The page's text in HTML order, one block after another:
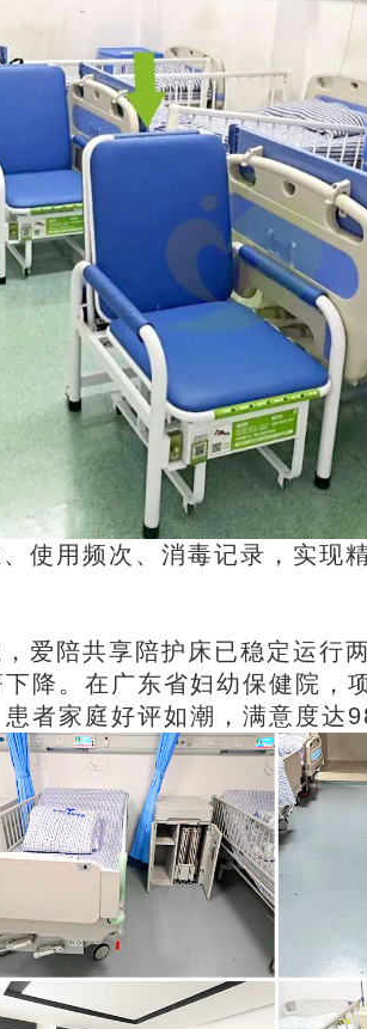
使用频次、消毒记录，实现
爱陪共享陪护床已稳定运行
降。在广东省妇幼保健院，
者家庭好评如潮，满意度达